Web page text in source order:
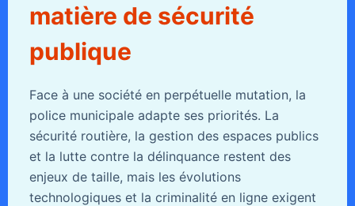
matière de sécurité
publique
Face à une société en perpétuelle mutation, la
police municipale adapte ses priorités. La
sécurité routière, la gestion des espaces publics
et la lutte contre la délinquance restent des
enjeux de taille, mais les évolutions
technologiques et la criminalité en ligne exigent